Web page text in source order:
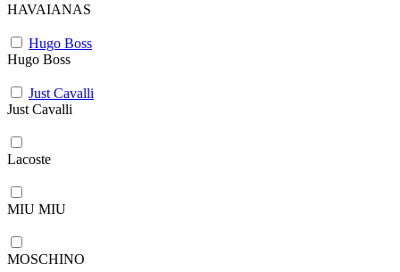
HAVAIANAS
Hugo Boss
Hugo Boss
Just Cavalli
Just Cavalli
Lacoste
MIU MIU
MOSCHINO